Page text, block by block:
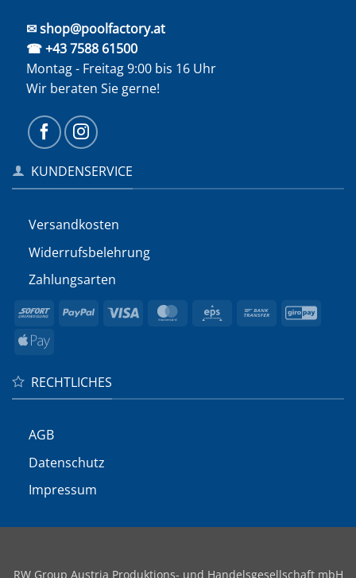
✉ shop@poolfactory.at
☎ +43 7588 61500
Montag - Freitag 9:00 bis 16 Uhr
Wir beraten Sie gerne!
KUNDENSERVICE
Versandkosten
Widerrufs­belehrung
Zahlungsarten
Sofort PayPal Visa MasterCard
Eps
Bank
Apple
RECHTLICHES
AGB
Datenschutz
Impressum
RW Group Austria Produktions- und Handelsgesellschaft mbH